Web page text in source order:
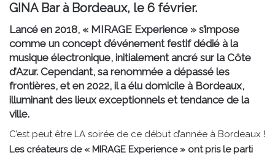
GINA Bar à Bordeaux, le 6 février.
Lancé en 2018, « MIRAGE Experience » s’impose
comme un concept d’événement festif dédié à la
musique électronique, initialement ancré sur la Côte
d’Azur. Cependant, sa renommée a dépassé les
frontières, et en 2022, il a élu domicile à Bordeaux,
illuminant des lieux exceptionnels et tendance de la
ville.
C’est peut être LA soirée de ce début d’année à Bordeaux !
Les créateurs de « MIRAGE Experience » ont pris le parti